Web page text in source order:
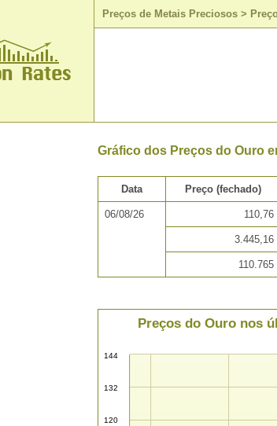
Preços de Metais Preciosos >
Gráfico dos Preços do Ouro
Data Preço (fechado)
06/08/26 110,76
3.445,16
110.765
Preços do Ouro nos
120
132
144